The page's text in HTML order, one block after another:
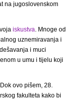
na jugoslovenskom
iskustva. Mnoge od
uznemiravanja i
i muci
u umu i tijelu koji
ovo pišem, 28.
fakulteta kako bi